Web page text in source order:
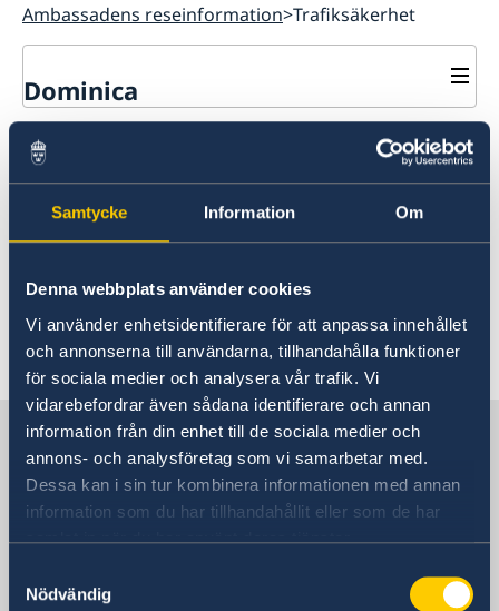
Samtycke Information Om
Denna webbplats använder cookies
Vi använder enhetsidentifierare för att anpassa innehållet
och annonserna till användarna, tillhandahålla funktioner
för sociala medier och analysera vår trafik. Vi
vidarebefordrar även sådana identifierare och annan
information från din enhet till de sociala medier och
annons- och analysföretag som vi samarbetar med.
Dessa kan i sin tur kombinera informationen med annan
information som du har tillhandahållit eller som de har
samlat in när du har använt deras tjänster.
Nödvändig
Ambassadens reseinformation Trafiksäkerhet
Dominica
Rösta i Dominica
Hjälp till svenskar i Dominica
Rösta i Dominica
Pass utomlands
Förlust av pass
Gifta sig utomlands
Legaliseringar/apostille
Reseinformation
Allmänna säkerhetsläget
Naturförhållanden och katastrofer
Terrorism
Hälso- och sjukvård
Lokala lagar och sedvänjor
Kriminalitet och personlig säkerhet
Trafiksäkerhet
In- och utresebestämmelser
Trafiksäkerhet
Dominica har vänstertrafik. Vägnätet består av
smala och kurviga vägar. Flygplatsen tar endast
Roseau tar över en timme.
Senast uppdaterad 09 juli 2026, 10.51
Sverige i Dominica
Sveriges Ambassad
Dominica, Stockholm